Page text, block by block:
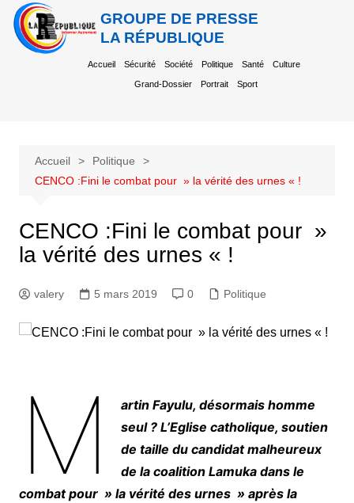
GROUPE DE PRESSE
LA RÉPUBLIQUE
Accueil Sécurité Société Politique Santé Culture
Grand-Dossier Portrait Sport
Accueil
Politique
CENCO :Fini le combat pour » la vérité des urnes « !
CENCO :Fini le combat pour »
la vérité des urnes « !
valery 5 mars 2019 0 Politique
M
artin Fayulu, désormais homme
seul ? L’Eglise catholique, soutien
de taille du candidat malheureux
de la coalition Lamuka dans le
combat pour » la vérité des urnes » après la